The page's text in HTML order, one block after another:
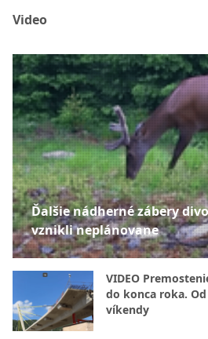
Video
Ďalšie nádherné zábery
vznikli neplánovane
VIDEO
do konca roka.
víkendy